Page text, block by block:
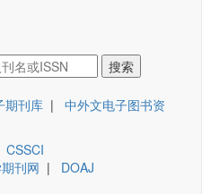
期刊库 | 中外文电子图书资
CSSCI
刊网 | DOAJ